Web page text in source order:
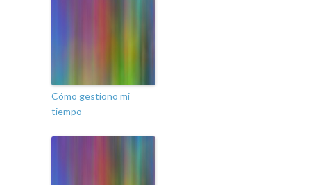
Cómo gestiono mi
tiempo